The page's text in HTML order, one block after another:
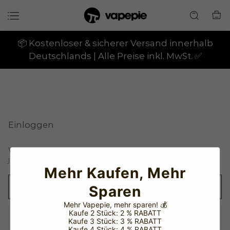
📦 Kostenloser & sicherer Versand innerhalb
Deutschlands | Alle Preise inkl. MwSt. ✅
Einloggen
Wenn Sie noch kein Konto haben, melden Sie sich bitte
jetzt an.
Mehr Kaufen, Mehr
Sparen
Mehr Vapepie, mehr sparen! 💰
Kaufe 2 Stück: 2 % RABATT
Kaufe 3 Stück: 3 % RABATT